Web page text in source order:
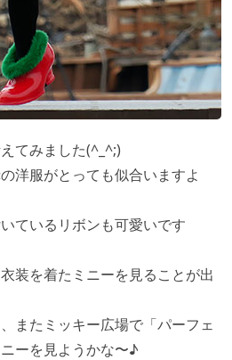
てみました(^_^;)
洋服がとっても似合いますよ
ているリボンも可愛いです
装を着たミニーを見ることが出
またミッキー広場で「パーフェ
ーを見ようかな〜♪